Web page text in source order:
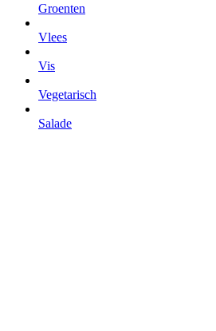
Groenten
Vlees
Vis
Vegetarisch
Salade